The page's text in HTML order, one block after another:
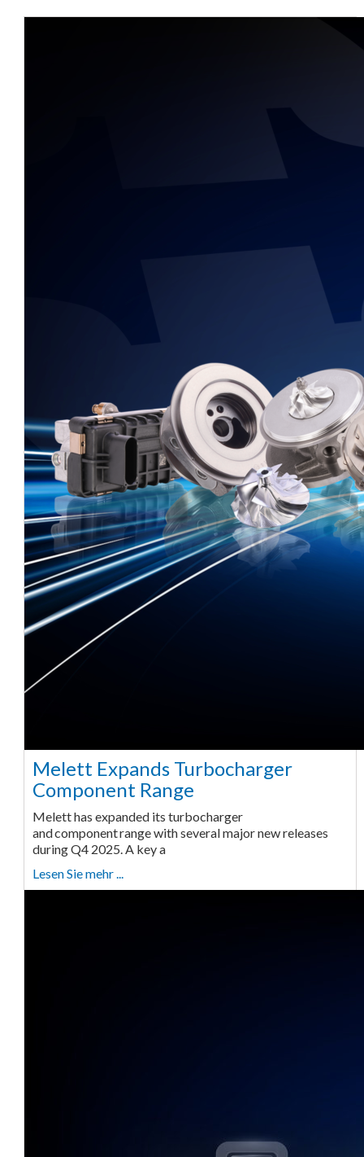
Melett Expands Turbocharger
Component Range
Melett has expanded its turbocharger
and component range with several major new releases
during Q4 2025. A key a
Lesen Sie mehr ...